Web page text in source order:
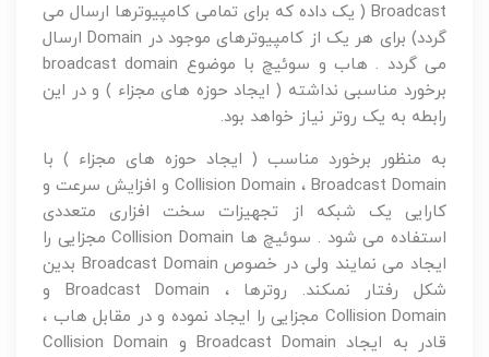
Broadcast ( یک داده که براى تمامى کامپیوترها ارسال مى
گردد) براى هر یک از کامپیوترهاى موجود در Domain ارسال
مى گردد . هاب و سوئیچ با موضوع broadcast domain
برخورد مناسبى نداشته ( ایجاد حوزه هاى مجزاء ) و در این
رابطه به یک روتر نیاز خواهد بود.
به منظور برخورد مناسب ( ایجاد حوزه هاى مجزاء ) با
Collision Domain ، Broadcast Domain و افزایش سرعت و
کارایی یک شبکه از تجهیزات سخت افزارى متعددى
استفاده مى شود . سوئیچ ها Collision Domain مجزایی را
ایجاد مى نمایند ولى در خصوص Broadcast Domain بدین
شکل رفتار نمىکند. روترها ، Broadcast Domain و
Collision Domain مجزایی را ایجاد نموده و در مقابل هاب ،
قادر به ایجاد Broadcast Domain و Collision Domain